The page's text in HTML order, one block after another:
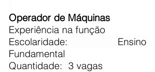
Operador de Máquinas
​Experiência na função
Escolaridade: Ensino
Fundamental
Quantidade:  3 vagas